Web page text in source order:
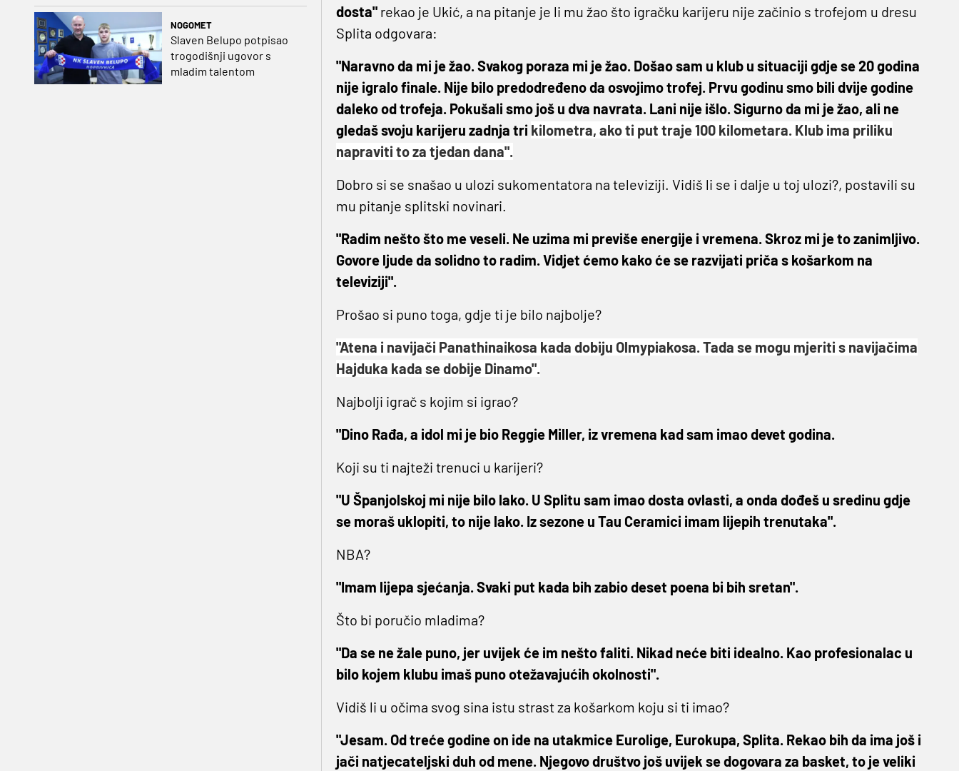
NOGOMET
Slaven Belupo potpisao
trogodišnji ugovor s
mladim talentom
dosta"rekao je Ukić, a na pitanje je li mu žao što igračku karijeru nije začinio s trofejom u dresu
Splita odgovara:
"Naravno da mi je žao. Svakog poraza mi je žao. Došao sam u klub u situaciji gdje se 20 godina
nije igralo finale. Nije bilo predodređeno da osvojimo trofej. Prvu godinu smo bili dvije godine
daleko od trofeja. Pokušali smo još u dva navrata. Lani nije išlo. Sigurno da mi je žao, ali ne
gledaš svoju karijeru zadnja tri kilometra, ako ti put traje 100 kilometara. Klub ima priliku
napraviti to za tjedan dana".
Dobro si se snašao u ulozi sukomentatora na televiziji. Vidiš li se i dalje u toj ulozi?, postavili su
mu pitanje splitski novinari.
"Radim nešto što me veseli. Ne uzima mi previše energije i vremena. Skroz mi je to zanimljivo.
Govore ljude da solidno to radim. Vidjet ćemo kako će se razvijati priča s košarkom na
televiziji".
Prošao si puno toga, gdje ti je bilo najbolje?
"Atena i navijači Panathinaikosa kada dobiju Olmypiakosa. Tada se mogu mjeriti s navijačima
Hajduka kada se dobije Dinamo".
Najbolji igrač s kojim si igrao?
"Dino Rađa, a idol mi je bio Reggie Miller, iz vremena kad sam imao devet godina.
Koji su ti najteži trenuci u karijeri?
"U Španjolskoj mi nije bilo lako. U Splitu sam imao dosta ovlasti, a onda dođeš u sredinu gdje
se moraš uklopiti, to nije lako. Iz sezone u Tau Ceramici imam lijepih trenutaka".
NBA?
"Imam lijepa sjećanja. Svaki put kada bih zabio deset poena bi bih sretan".
Što bi poručio mladima?
"Da se ne žale puno, jer uvijek će im nešto faliti. Nikad neće biti idealno. Kao profesionalac u
bilo kojem klubu imaš puno otežavajućih okolnosti".
Vidiš li u očima svog sina istu strast za košarkom koju si ti imao?
"Jesam. Od treće godine on ide na utakmice Eurolige, Eurokupa, Splita. Rekao bih da ima još i
jači natjecateljski duh od mene. Njegovo društvo još uvijek se dogovara za basket, to je veliki